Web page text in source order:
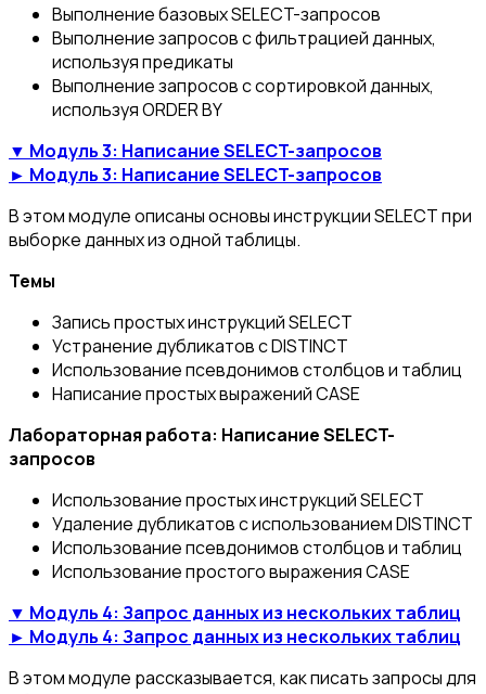
Выполнение базовых SELECT-запросов
Выполнение запросов с фильтрацией данных,
используя предикаты
Выполнение запросов с сортировкой данных,
используя ORDER BY
▼ Модуль 3: Написание SELECT-запросов
► Модуль 3: Написание SELECT-запросов
В этом модуле описаны основы инструкции SELECT при
выборке данных из одной таблицы.
Темы
Запись простых инструкций SELECT
Устранение дубликатов с DISTINCT
Использование псевдонимов столбцов и таблиц
Написание простых выражений CASE
Лабораторная работа: Написание SELECT-
запросов
Использование простых инструкций SELECT
Удаление дубликатов с использованием DISTINCT
Использование псевдонимов столбцов и таблиц
Использование простого выражения CASE
▼ Модуль 4: Запрос данных из нескольких таблиц
► Модуль 4: Запрос данных из нескольких таблиц
В этом модуле рассказывается, как писать запросы для